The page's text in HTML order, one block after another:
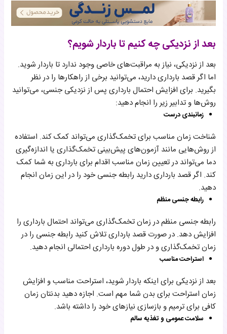
بعد از نزدیکی چه کنیم تا باردار شویم؟
بعد از نزدیکی، نیاز به مراقبت‌های خاصی وجود ندارد تا باردار شوید.
اما اگر قصد بارداری دارید، می‌توانید برخی از راهکارها را در نظر
بگیرید. برای افزایش احتمال بارداری پس از نزدیکی جنسی، می‌توانید
روش‌ها و تدابیر زیر را انجام دهید:
زمانبندی درست
شناخت زمان مناسب برای تخمک‌گذاری می‌تواند کمک کند. استفاده
از روش‌هایی مانند آزمون‌های پیش‌بینی تخمک‌گذاری یا اندازه‌گیری
دما می‌تواند در تعیین زمان مناسب اقدام برای بارداری به شما کمک
کند. اگر قصد بارداری دارید رابطه جنسی خود را در این زمان انجام
دهید.
رابطه جنسی منظم
رابطه جنسی منظم در زمان تخمک‌گذاری می‌تواند احتمال بارداری را
افزایش دهد. در صورت قصد بارداری تلاش کنید رابطه جنسی را در
زمان تخمک‌گذاری و در طول دوره بارداری احتمالی انجام دهید.
استراحت مناسب
بعد از نزدیکی برای اینکه باردار شوید، استراحت مناسب و افزایش
زمان استراحت برای بدن شما مهم است. اجازه دهید بدنتان زمان
کافی برای ترمیم و بازسازی نیاز‌های خود را داشته باشد.
سلامت عمومی و تغذیه سالم